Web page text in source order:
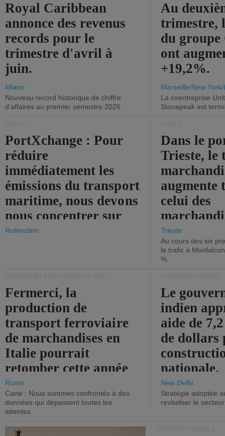
Royal Caribbean
annonce des revenus
records pour le
trimestre d'avril à
juin.
Miami
Nouveau record historique de chiffre
d'affaires au premier semestre 2026
Au
trimestre,
du
ont
+19,2%.
Marseille/New
La coentreprise
Stonepeak est
PortXchange : Pour
réduire
immédiatement les
émissions du transport
maritime, nous devons
nous concentrer sur
les ports.
Rotterdam
Dans le
Trieste, le
augmente
celui des
diminue.
Trieste
Au cours des six
le trafic à
%.
Fermerci, la
production de
transport ferroviaire
de marchandises en
Italie pourrait
retomber cette année
aux niveaux de 2015.
Rome
Carte : Nous sommes confrontés à des
données qui dépassent toutes les
attentes.
Le
indien
aide de
de dollars
nationale.
New Delhi
Stratégie adoptée
revitaliser le secteur